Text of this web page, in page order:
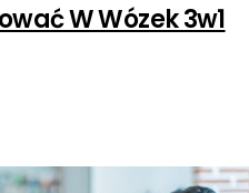
W Wózek 3w1